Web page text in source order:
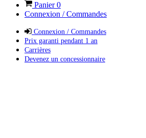
Panier0
Connexion / Commandes
Connexion / Commandes
Prix garanti pendant 1 an
Carrières
Devenez un concessionnaire